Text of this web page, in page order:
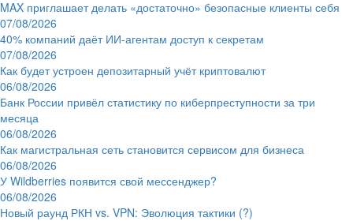
MAX приглашает делать «достаточно» безопасные клиенты себя
07/08/2026
40% компаний даёт ИИ‑агентам доступ к секретам
07/08/2026
Как будет устроен депозитарный учёт криптовалют
06/08/2026
Банк России привёл статистику по киберпреступности за три
месяца
06/08/2026
Как магистральная сеть становится сервисом для бизнеса
06/08/2026
У Wildberries появится свой мессенджер?
06/08/2026
Новый раунд РКН vs. VPN: Эволюция тактики (?)